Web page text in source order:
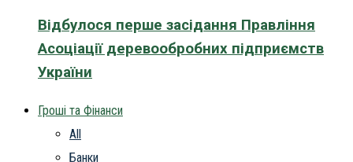
Відбулося перше засідання Правління
Асоціації деревообробних підприємств
України
Гроші та Фінанси
All
Банки